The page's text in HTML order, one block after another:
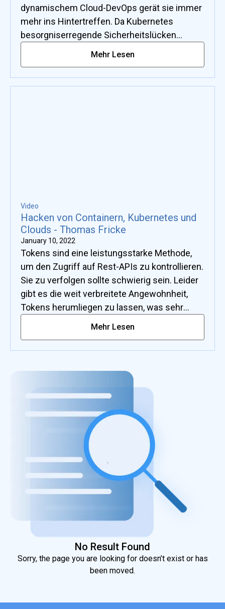
dynamischem Cloud-DevOps gerät sie immer
mehr ins Hintertreffen. Da Kubernetes
besorgniserregende Sicherheitslücken
wie wir unser DevOps-Setup schützen
können.
Mehr Lesen
Video
Hacken von Containern, Kubernetes und
Clouds - Thomas Fricke
January 10, 2022
Tokens sind eine leistungsstarke Methode,
um den Zugriff auf Rest-APIs zu kontrollieren.
Sie zu verfolgen sollte schwierig sein. Leider
gibt es die weit verbreitete Angewohnheit,
Tokens herumliegen zu lassen, was sehr
mächtige Angriffsvektoren ermöglicht. Ein
Cluster hackt, der vollständig den anerkannten
das Hijacken eines Containers erhalten Sie
die volle Kontrolle über den Cluster,
einschließlich des Hostzugriffs. Wenn der
Cluster in der Cloud ausgeführt wird, kann er
für weitere Angriffe verwendet werden, da der
Host über ein weiteres Token für den Cloud-
API-Server verfügt. Mit diesem Token können
beliebige Konten und Cloud-Ressourcen
gesteuert werden, einschließlich virtueller
Maschinen, Speicher und abgeleiteter Konten.
Mehr Lesen
No Result Found
Sorry, the page you are looking for doesn’t exist or has
been moved.